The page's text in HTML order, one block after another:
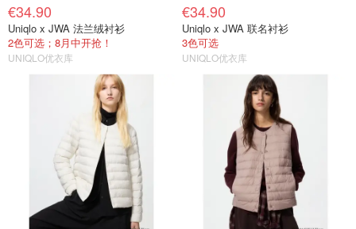
€34.90
Uniqlo x JWA 法兰绒衬衫
2色可选；8月中开抢！
UNIQLO优衣库
€34.90
Uniqlo x JWA 联名衬衫
3色可选
UNIQLO优衣库